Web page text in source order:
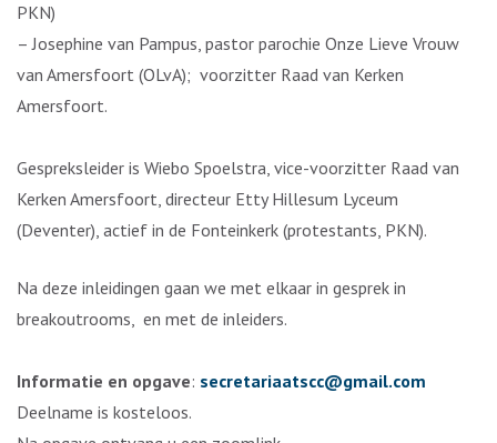
PKN)
– Josephine van Pampus, pastor parochie Onze Lieve Vrouw
van Amersfoort (OLvA); voorzitter Raad van Kerken
Amersfoort.
Gespreksleider is Wiebo Spoelstra, vice-voorzitter Raad van
Kerken Amersfoort, directeur Etty Hillesum Lyceum
(Deventer), actief in de Fonteinkerk (protestants, PKN).
Na deze inleidingen gaan we met elkaar in gesprek in
breakoutrooms, en met de inleiders.
Informatie en opgave: secretariaatscc@gmail.com
Deelname is kosteloos.